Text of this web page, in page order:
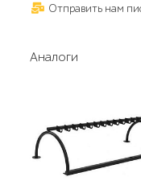
Отправить нам
Аналоги